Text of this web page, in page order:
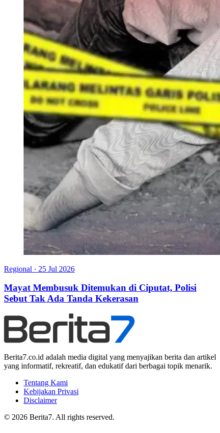
Regional · 25 Jul 2026
Mayat Membusuk Ditemukan di Ciputat, Polisi
Sebut Tak Ada Tanda Kekerasan
Berita7.co.id adalah media digital yang menyajikan berita dan artikel
yang informatif, rekreatif, dan edukatif dari berbagai topik menarik.
Tentang Kami
Kebijakan Privasi
Disclaimer
© 2026 Berita7. All rights reserved.